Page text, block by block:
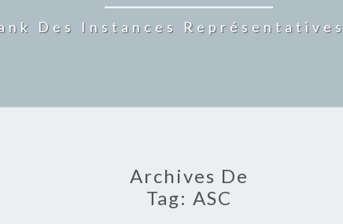
Des Instances
Archives De
Tag: ASC